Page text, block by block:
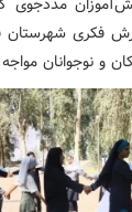
فکری
و نوجوانان